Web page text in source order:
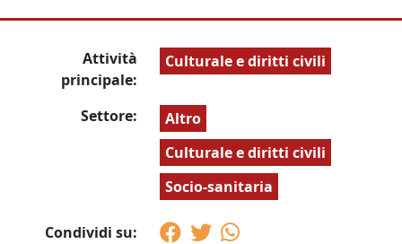
Attività
principale:
Culturale e diritti civili
Settore:
Altro
Culturale e diritti civili
Socio-sanitaria
Condividi su: